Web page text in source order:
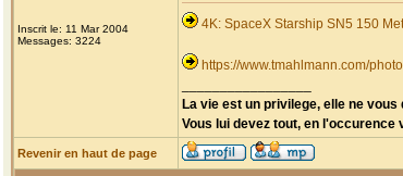
Inscrit le: 11 Mar 2004
Messages: 3224
4K: SpaceX Starship SN5 150
https://www.tmahlmann.com/
La vie est un privilege, elle ne vous
Vous lui devez tout, en l'occurence
Revenir en haut de page